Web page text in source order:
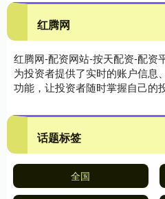
红腾网
红腾网-配资网站-按天配资-配资
为投资者提供了实时的账户信息
功能，让投资者随时掌握自己的
话题标签
全国